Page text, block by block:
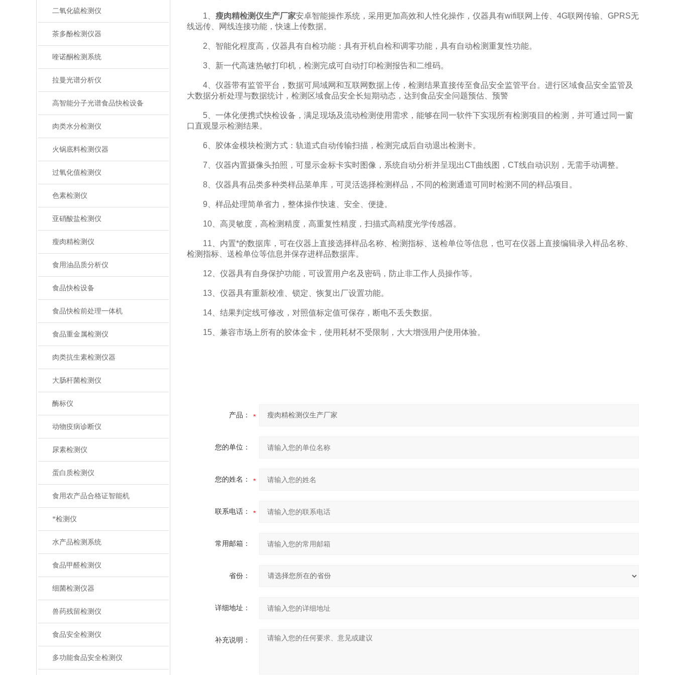
二氧化硫检测仪
茶多酚检测仪器
喹诺酮检测系统
拉曼光谱分析仪
高智能分子光谱食品快检设备
肉类水分检测仪
火锅底料检测仪器
过氧化值检测仪
色素检测仪
亚硝酸盐检测仪
瘦肉精检测仪
食用油品质分析仪
食品快检设备
食品快检前处理一体机
食品重金属检测仪
肉类抗生素检测仪器
大肠杆菌检测仪
酶标仪
动物疫病诊断仪
尿素检测仪
蛋白质检测仪
食用农产品合格证智能机
*检测仪
水产品检测系统
食品甲醛检测仪
细菌检测仪器
兽药残留检测仪
食品安全检测仪
多功能食品安全检测仪
1、 瘦肉精检测仪生产厂家安卓智能操作系统，采用更加高效和人性化操作，仪器具有wifi联网上传、4G联网传输、GPRS无
线远传、网线连接功能，快速上传数据。
2、智能化程度高，仪器具有自检功能：具有开机自检和调零功能，具有自动检测重复性功能。
3、新一代高速热敏打印机，检测完成可自动打印检测报告和二维码。
4、仪器带有监管平台，数据可局域网和互联网数据上传，检测结果直接传至食品安全监管平台。进行区域食品安全监管及
大数据分析处理与数据统计，检测区域食品安全长短期动态，达到食品安全问题预估、预警
5、一体化便携式快检设备，满足现场及流动检测使用需求，能够在同一软件下实现所有检测项目的检测，并可通过同一窗
口直观显示检测结果。
6、胶体金模块检测方式：轨道式自动传输扫描，检测完成后自动退出检测卡。
7、仪器内置摄像头拍照，可显示金标卡实时图像，系统自动分析并呈现出CT曲线图，CT线自动识别，无需手动调整。
8、仪器具有品类多种类样品菜单库，可灵活选择检测样品，不同的检测通道可同时检测不同的样品项目。
9、样品处理简单省力，整体操作快速、安全、便捷。
10、高灵敏度，高检测精度，高重复性精度，扫描式高精度光学传感器。
11、内置*的数据库，可在仪器上直接选择样品名称、检测指标、送检单位等信息，也可在仪器上直接编辑录入样品名称、
检测指标、送检单位等信息并保存进样品数据库。
12、仪器具有自身保护功能，可设置用户名及密码，防止非工作人员操作等。
13、仪器具有重新校准、锁定、恢复出厂设置功能。
14、结果判定线可修改，对照值标定值可保存，断电不丢失数据。
15、兼容市场上所有的胶体金卡，使用耗材不受限制，大大增强用户使用体验。
产品：
您的单位：
您的姓名：
联系电话：
常用邮箱：
省份：
详细地址：
补充说明：